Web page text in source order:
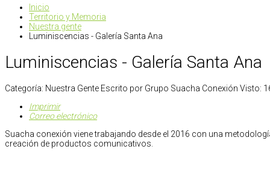
Inicio
Territorio y Memoria
Nuestra gente
Luminiscencias - Galería Santa Ana
Luminiscencias - Galería Santa Ana
Categoría: Nuestra Gente Escrito por Grupo Suacha Conexión Visto:
Imprimir
Correo electrónico
Suacha conexión viene trabajando desde el 2016 con una
creación de productos comunicativos.